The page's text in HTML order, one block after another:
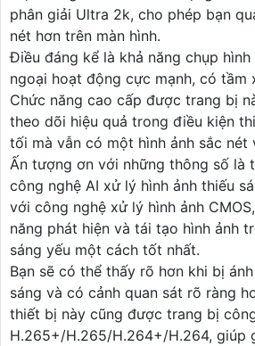
phân giải Ultra 2k, cho phép bạn
nét hơn trên màn hình.
Điều đáng kể là khả năng chụp
ngoại hoạt động cực mạnh, có tầm
Chức năng cao cấp được trang bị
theo dõi hiệu quả trong điều kiện
tối mà vẫn có một hình ảnh sắc nét
Ấn tượng ơn với những thông số là
công nghệ AI xử lý hình ảnh thiếu
với công nghệ xử lý hình ảnh
năng phát hiện và tái tạo hình ảnh
sáng yếu một cách tốt nhất.
Bạn sẽ có thể thấy rõ hơn khi bị
sáng và có cảnh quan sát rõ ràng
thiết bị này cũng được trang bị
H.265+/H.265/H.264+/H.264, giúp